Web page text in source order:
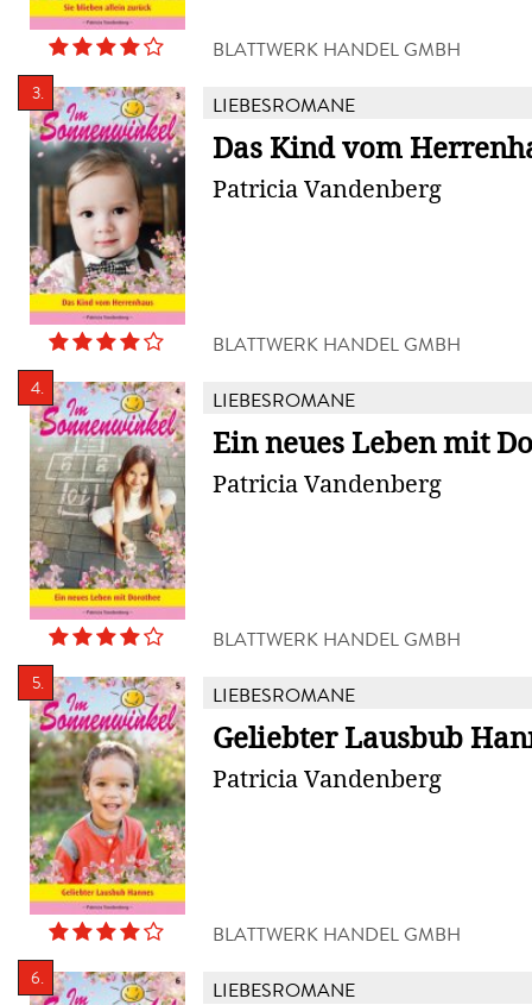
BLATTWERK HANDEL GMBH
3. LIEBESROMANE
Das Kind vom
Patricia Vandenberg
BLATTWERK HANDEL GMBH
4. LIEBESROMANE
Ein neues Leben mit
Patricia Vandenberg
BLATTWERK HANDEL GMBH
5. LIEBESROMANE
Geliebter Lausbub
Patricia Vandenberg
BLATTWERK HANDEL GMBH
6. LIEBESROMANE